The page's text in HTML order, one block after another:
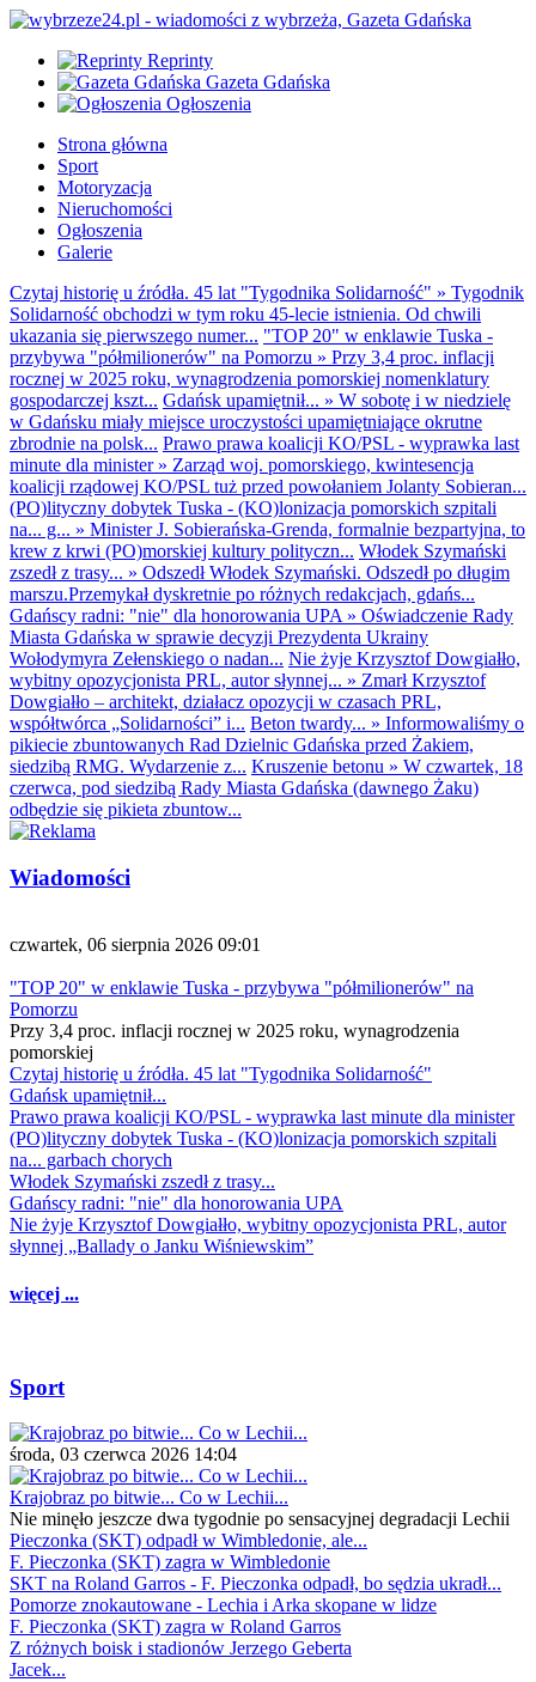
Reprinty
Gazeta Gdańska
Ogłoszenia
Strona główna
Sport
Motoryzacja
Nieruchomości
Ogłoszenia
Galerie
Czytaj historię u źródła. 45 lat "Tygodnika Solidarność" » Tygodnik
Solidarność obchodzi w tym roku 45-lecie istnienia. Od chwili
ukazania się pierwszego numer... "TOP 20" w enklawie Tuska -
przybywa "półmilionerów" na Pomorzu » Przy 3,4 proc. inflacji
rocznej w 2025 roku, wynagrodzenia pomorskiej nomenklatury
gospodarczej kszt... Gdańsk upamiętnił... » W sobotę i w niedzielę
w Gdańsku miały miejsce uroczystości upamiętniające okrutne
zbrodnie na polsk... Prawo prawa koalicji KO/PSL - wyprawka last
minute dla minister» Zarząd woj. pomorskiego, kwintesencja
koalicji rządowej KO/PSL tuż przed powołaniem Jolanty Sobieran...
(PO)lityczny dobytek Tuska - (KO)lonizacja pomorskich szpitali
na... g... » Minister J. Sobierańska-Grenda, formalnie bezpartyjna, to
krew z krwi (PO)morskiej kultury polityczn... Włodek Szymański
zszedł z trasy... » Odszedł Włodek Szymański. Odszedł po długim
marszu.Przemykał dyskretnie po różnych redakcjach, gdańs...
Gdańscy radni: "nie" dla honorowania UPA » Oświadczenie Rady
Miasta Gdańska w sprawie decyzji Prezydenta Ukrainy
Wołodymyra Zełenskiego o nadan... Nie żyje Krzysztof Dowgiałło,
wybitny opozycjonista PRL, autor słynnej... » Zmarł Krzysztof
Dowgiałło – architekt, działacz opozycji w czasach PRL,
współtwórca „Solidarności” i... Beton twardy... » Informowaliśmy o
pikiecie zbuntowanych Rad Dzielnic Gdańska przed Żakiem,
siedzibą RMG. Wydarzenie z... Kruszenie betonu » W czwartek, 18
czerwca, pod siedzibą Rady Miasta Gdańska (dawnego Żaku)
odbędzie się pikieta zbuntow...
Wiadomości
czwartek, 06 sierpnia 2026 09:01
"TOP 20" w enklawie Tuska - przybywa "półmilionerów" na
Pomorzu
Przy 3,4 proc. inflacji rocznej w 2025 roku, wynagrodzenia
pomorskiej
Czytaj historię u źródła. 45 lat "Tygodnika Solidarność"
Gdańsk upamiętnił...
Prawo prawa koalicji KO/PSL - wyprawka last minute dla minister
(PO)lityczny dobytek Tuska - (KO)lonizacja pomorskich szpitali
na... garbach chorych
Włodek Szymański zszedł z trasy...
Gdańscy radni: "nie" dla honorowania UPA
Nie żyje Krzysztof Dowgiałło, wybitny opozycjonista PRL, autor
słynnej „Ballady o Janku Wiśniewskim”
więcej ...
Sport
środa, 03 czerwca 2026 14:04
Krajobraz po bitwie... Co w Lechii...
Nie minęło jeszcze dwa tygodnie po sensacyjnej degradacji Lechii
Pieczonka (SKT) odpadł w Wimbledonie, ale...
F. Pieczonka (SKT) zagra w Wimbledonie
SKT na Roland Garros - F. Pieczonka odpadł, bo sędzia ukradł...
Pomorze znokautowane - Lechia i Arka skopane w lidze
F. Pieczonka (SKT) zagra w Roland Garros
Z różnych boisk i stadionów Jerzego Geberta
Jacek...